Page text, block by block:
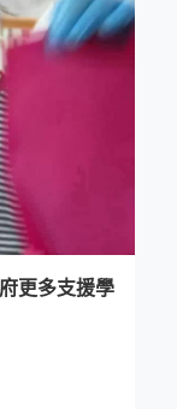
更多支援學